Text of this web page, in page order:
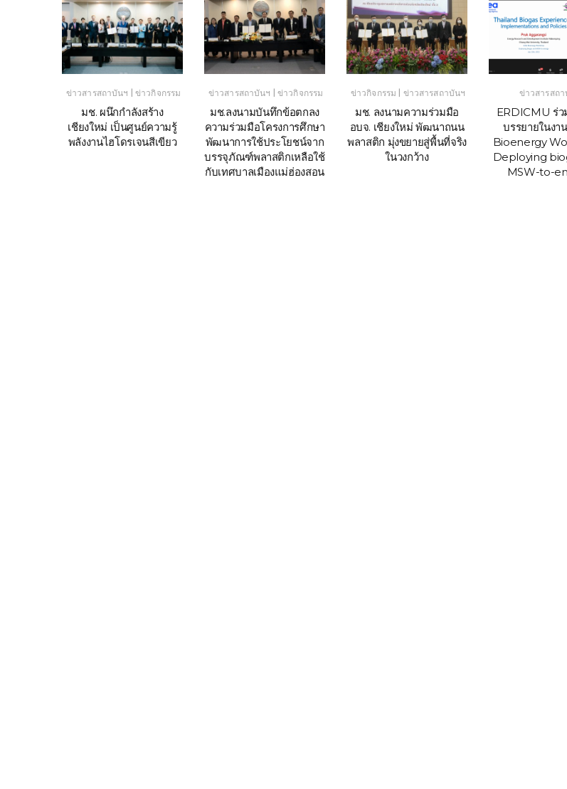
ข่าวสารสถาบันฯ | ข่าวกิจกรรม
มช. ผนึกกำลังสร้าง
เชียงใหม่ เป็นศูนย์ความรู้
พลังงานไฮโดรเจนสีเขียว
ข่าวสารสถาบันฯ | ข่าวกิจกรรม
มช.ลงนามบันทึกข้อตกลง
ความร่วมมือโครงการศึกษา
พัฒนาการใช้ประโยชน์จาก
บรรจุภัณฑ์พลาสติกเหลือใช้
กับเทศบาลเมืองแม่ฮ่องสอน
ข่าวกิจกรรม | ข่าวสารสถาบันฯ
มช. ลงนามความร่วมมือ
อบจ. เชียงใหม่ พัฒนาถนน
พลาสติก มุ่งขยายสู่พื้นที่จริง
ในวงกว้าง
ข่าวสารสถ
ERDICMU ร่
บรรยายในงา
Bioenergy
Deploying
MSW-to-